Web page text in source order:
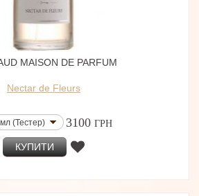
MAISON DE PARFUM
Nectar de Fleurs
(Тестер) 3100 ГРН
КУПИТИ